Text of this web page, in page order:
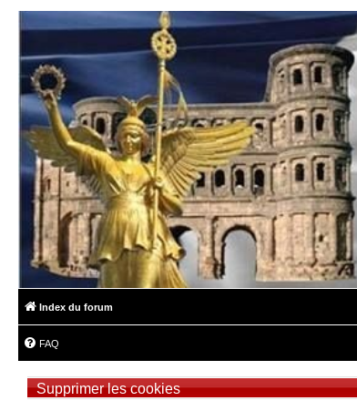
Index du forum
FAQ
Supprimer les cookies